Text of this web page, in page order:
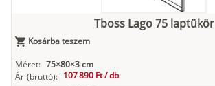
Tboss Lago 75 laptükör
Kosárba teszem
Méret: 75×80×3 cm
Ár (bruttó): 107 890 Ft /db